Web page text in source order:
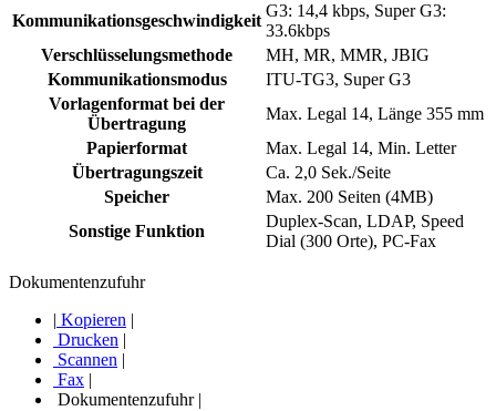
Kommunikationsgeschwindigkeit
G3: 14,4 kbps, Super G3:
33.6kbps
Verschlüsselungsmethode
MH, MR, MMR, JBIG
Kommunikationsmodus
ITU-TG3, Super G3
Vorlagenformat bei der
Übertragung
Max. Legal 14, Länge 355 mm
Papierformat
Max. Legal 14, Min. Letter
Übertragungszeit
Ca. 2,0 Sek./Seite
Speicher
Max. 200 Seiten (4MB)
Sonstige Funktion
Duplex-Scan, LDAP, Speed
Dial (300 Orte), PC-Fax
Dokumentenzufuhr
| Kopieren |
Drucken |
Scannen |
Fax |
Dokumentenzufuhr|